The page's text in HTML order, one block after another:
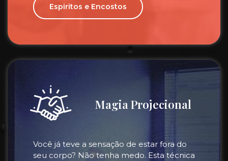
Espiritos e Encostos
Magia Projecional
Você já teve a sensação de estar fora do
seu corpo? Não tenha medo. Esta técnica